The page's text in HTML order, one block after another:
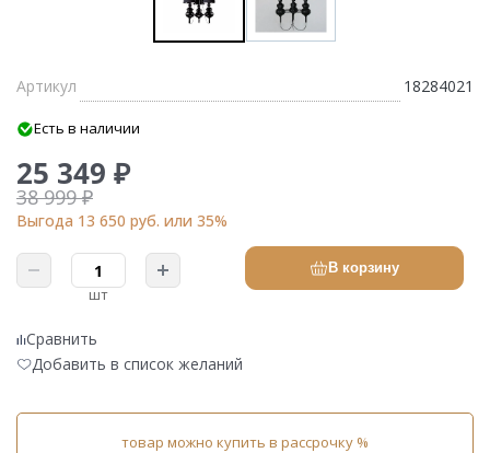
Артикул 18284021
Есть в наличии
25 349 ₽
38 999 ₽
Выгода 13 650 руб. или 35%
шт
В корзину
Сравнить
Добавить в список желаний
товар можно купить в рассрочку %